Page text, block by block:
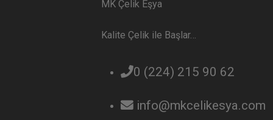
MK Çelik Eşya
Kalite Çelik ile Başlar…
0 (224) 215 90 62
info@mkcelikesya.com